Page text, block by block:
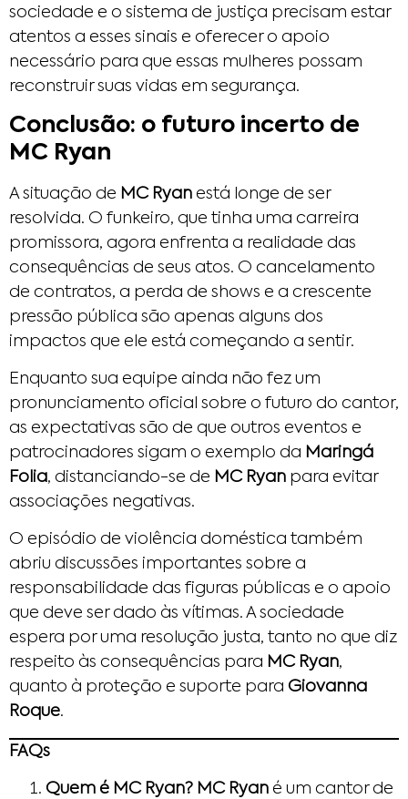
sociedade e o sistema de justiça precisam estar
atentos a esses sinais e oferecer o apoio
necessário para que essas mulheres possam
reconstruir suas vidas em segurança.
Conclusão: o futuro incerto de
MC Ryan
A situação de MC Ryan está longe de ser
resolvida. O funkeiro, que tinha uma carreira
promissora, agora enfrenta a realidade das
consequências de seus atos. O cancelamento
de contratos, a perda de shows e a crescente
pressão pública são apenas alguns dos
impactos que ele está começando a sentir.
Enquanto sua equipe ainda não fez um
pronunciamento oficial sobre o futuro do cantor,
as expectativas são de que outros eventos e
patrocinadores sigam o exemplo da Maringá
Folia, distanciando-se de MC Ryan para evitar
associações negativas.
O episódio de violência doméstica também
abriu discussões importantes sobre a
responsabilidade das figuras públicas e o apoio
que deve ser dado às vítimas. A sociedade
espera por uma resolução justa, tanto no que diz
respeito às consequências para MC Ryan,
quanto à proteção e suporte para Giovanna
Roque.
FAQs
Quem é MC Ryan? MC Ryan é um cantor de